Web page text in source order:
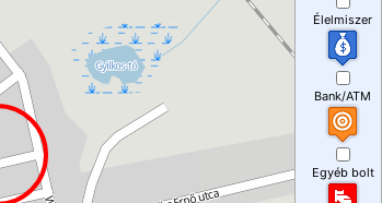
Élelmiszer
Bank/ATM
Egyéb bolt